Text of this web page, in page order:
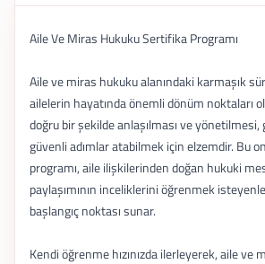
Aile Ve Miras Hukuku Sertifika Programı
Aile ve miras hukuku alanındaki karmaşık
ailelerin hayatında önemli dönüm noktaları
doğru bir şekilde anlaşılması ve yönetilmesi,
güvenli adımlar atabilmek için elzemdir. Bu
programı, aile ilişkilerinden doğan hukuki
paylaşımının inceliklerini öğrenmek
başlangıç noktası sunar.
Kendi öğrenme hızınızda ilerleyerek, aile ve